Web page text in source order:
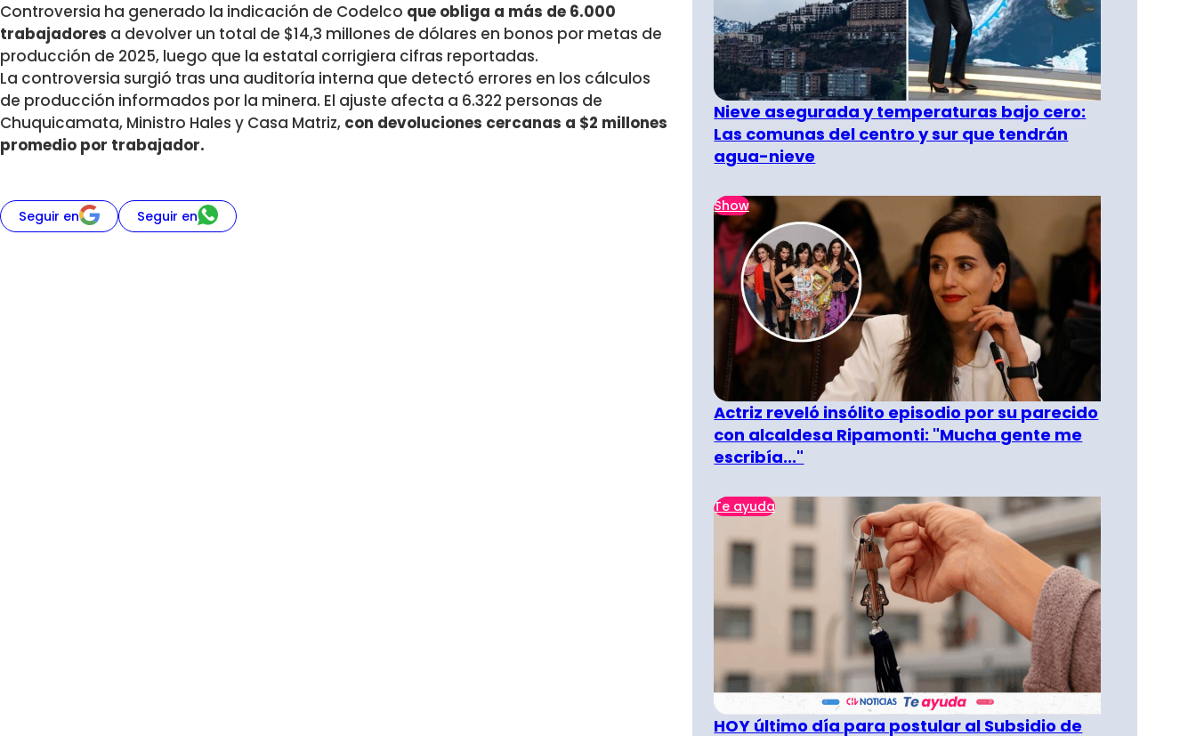
Controversia ha generado la indicación de Codelco que obliga a más de 6.000
trabajadores a devolver un total de $14,3 millones de dólares en bonos por metas de
producción de 2025, luego que la estatal corrigiera cifras reportadas.
La controversia surgió tras una auditoría interna que detectó errores en los cálculos
de producción informados por la minera. El ajuste afecta a 6.322 personas de
Chuquicamata, Ministro Hales y Casa Matriz, con devoluciones cercanas a $2 millones
promedio por trabajador.
Seguir en Seguir en
Nieve asegurada y temperaturas bajo cero:
Las comunas del centro y sur que tendrán
agua-nieve
Show
Actriz reveló insólito episodio por su parecido
con alcaldesa Ripamonti: "Mucha gente me
escribía..."
Te ayuda
HOY último día para postular al Subsidio de